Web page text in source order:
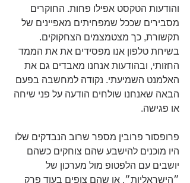
והודעות הטקסט אפילו פחות. החוקרים
מסבירים שככל שמפחיתים מאפיינים של
תקשורת, כך מצטמצמים הצחקוקים.
בשיחת טלפון אנו מפסידים את את הממד
החזותי, ובהודעות אנחנו מאבדים גם את
האלמנט השמיעתי. נקודה למחשבה בפעם
הבאה שאנחנו שולחים הודעה על פני שיחה
או פגישה.
פרופסור פרובין מספר שרוב הנבדקים שלו
היו מוכנים להישבע שהם צוחקים כשהם
יושבים עם הלפטופ מול מערכון של
״הישראליות״, או שהם צופים בעוד פרק